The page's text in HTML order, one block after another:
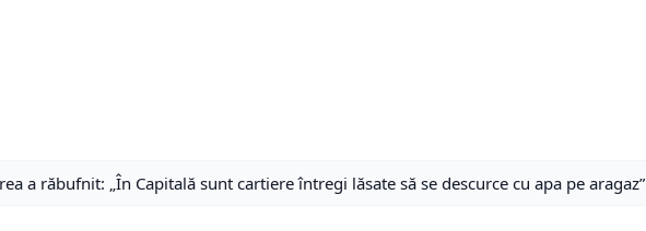
a răbufnit: „În Capitală sunt cartiere întregi lăsate să se descurce cu apa pe aragaz”